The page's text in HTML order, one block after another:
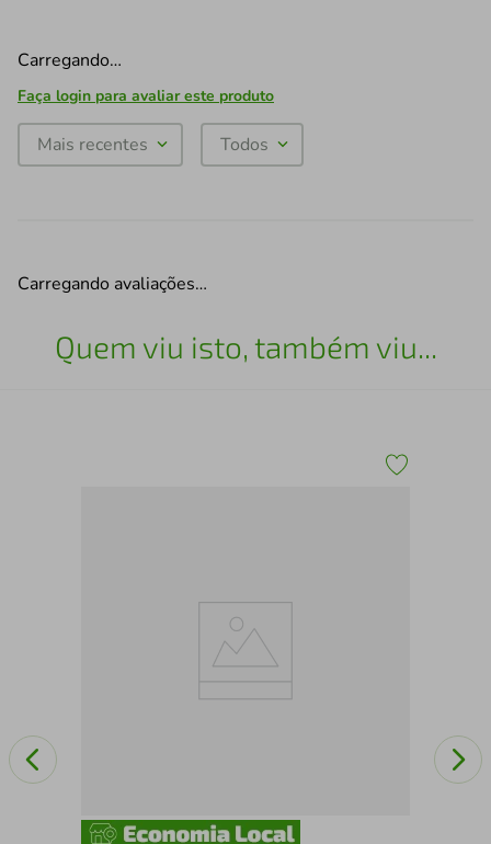
Carregando…
Faça login para avaliar este produto
Mais recentes Todos
Carregando avaliações…
Quem viu isto, também viu...